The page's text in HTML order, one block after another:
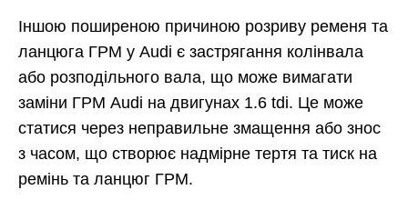
Іншою поширеною причиною розриву ременя та
ланцюга ГРМ у Audi є застрягання колінвала
або розподільного вала, що може вимагати
заміни ГРМ Audi на двигунах 1.6 tdi. Це може
статися через неправильне змащення або знос
з часом, що створює надмірне тертя та тиск на
ремінь та ланцюг ГРМ.